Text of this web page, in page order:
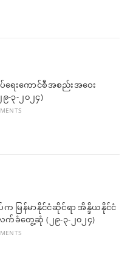
ရေးကောင်စီအစည်းအဝေး
၉-၃-၂၀၂၄)
က မြန်မာနိုင်ငံဆိုင်ရာ အိန္ဒိယနိုင်ငံ
ခံတွေ့ဆုံ (၂၉-၃-၂၀၂၄)